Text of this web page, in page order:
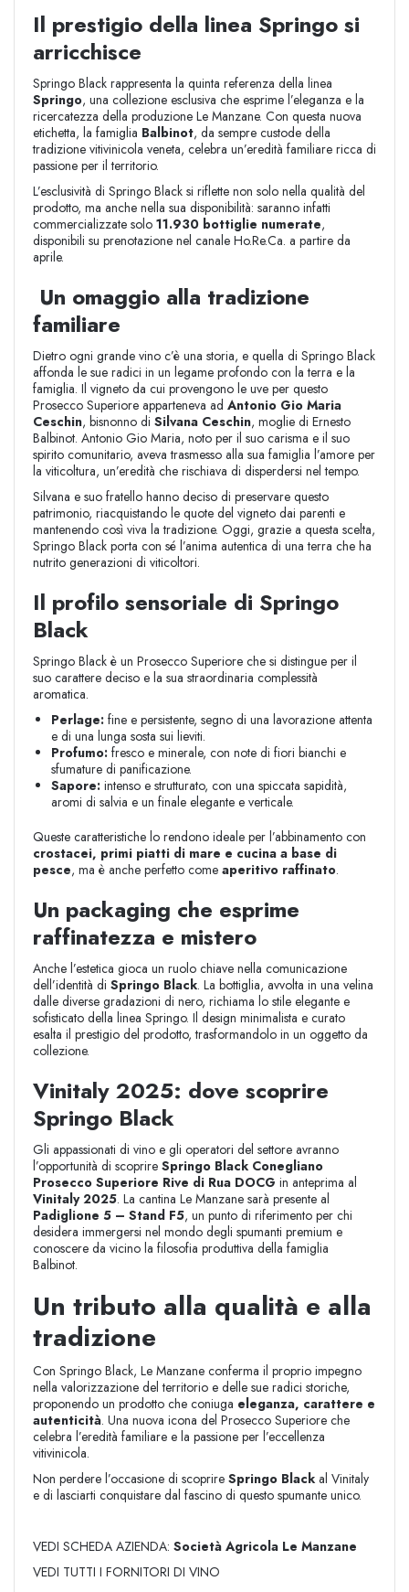
Il prestigio della linea Springo si
arricchisce
Springo Black rappresenta la quinta referenza della linea
Springo, una collezione esclusiva che esprime l’eleganza e la
ricercatezza della produzione Le Manzane. Con questa nuova
etichetta, la famiglia Balbinot, da sempre custode della
tradizione vitivinicola veneta, celebra un’eredità familiare ricca di
passione per il territorio.
L’esclusività di Springo Black si riflette non solo nella qualità del
prodotto, ma anche nella sua disponibilità: saranno infatti
commercializzate solo 11.930 bottiglie numerate,
disponibili su prenotazione nel canale Ho.Re.Ca. a partire da
aprile.
Un omaggio alla tradizione
familiare
Dietro ogni grande vino c’è una storia, e quella di Springo Black
affonda le sue radici in un legame profondo con la terra e la
famiglia. Il vigneto da cui provengono le uve per questo
Prosecco Superiore apparteneva ad Antonio Gio Maria
Ceschin, bisnonno di Silvana Ceschin, moglie di Ernesto
Balbinot. Antonio Gio Maria, noto per il suo carisma e il suo
spirito comunitario, aveva trasmesso alla sua famiglia l’amore per
la viticoltura, un’eredità che rischiava di disperdersi nel tempo.
Silvana e suo fratello hanno deciso di preservare questo
patrimonio, riacquistando le quote del vigneto dai parenti e
mantenendo così viva la tradizione. Oggi, grazie a questa scelta,
Springo Black porta con sé l’anima autentica di una terra che ha
nutrito generazioni di viticoltori.
Il profilo sensoriale di Springo
Black
Springo Black è un Prosecco Superiore che si distingue per il
suo carattere deciso e la sua straordinaria complessità
aromatica.
Perlage: fine e persistente, segno di una lavorazione attenta
e di una lunga sosta sui lieviti.
Profumo: fresco e minerale, con note di fiori bianchi e
sfumature di panificazione.
Sapore: intenso e strutturato, con una spiccata sapidità,
aromi di salvia e un finale elegante e verticale.
Queste caratteristiche lo rendono ideale per l’abbinamento con
crostacei, primi piatti di mare e cucina a base di
pesce, ma è anche perfetto come aperitivo raffinato.
Un packaging che esprime
raffinatezza e mistero
Anche l’estetica gioca un ruolo chiave nella comunicazione
dell’identità di Springo Black. La bottiglia, avvolta in una velina
dalle diverse gradazioni di nero, richiama lo stile elegante e
sofisticato della linea Springo. Il design minimalista e curato
esalta il prestigio del prodotto, trasformandolo in un oggetto da
collezione.
Vinitaly 2025: dove scoprire
Springo Black
Gli appassionati di vino e gli operatori del settore avranno
l’opportunità di scoprire Springo Black Conegliano
Prosecco Superiore Rive di Rua DOCG in anteprima al
Vinitaly 2025. La cantina Le Manzane sarà presente al
Padiglione 5 – Stand F5, un punto di riferimento per chi
desidera immergersi nel mondo degli spumanti premium e
conoscere da vicino la filosofia produttiva della famiglia
Balbinot.
Un tributo alla qualità e alla
tradizione
Con Springo Black, Le Manzane conferma il proprio impegno
nella valorizzazione del territorio e delle sue radici storiche,
proponendo un prodotto che coniuga eleganza, carattere e
autenticità. Una nuova icona del Prosecco Superiore che
celebra l’eredità familiare e la passione per l’eccellenza
vitivinicola.
Non perdere l’occasione di scoprire Springo Black al Vinitaly
e di lasciarti conquistare dal fascino di questo spumante unico.
VEDI SCHEDA AZIENDA: Società Agricola Le Manzane
VEDI TUTTI I FORNITORI DI VINO